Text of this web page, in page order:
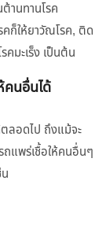
านทานโรค
ก็ให้ยาวัณโรค, ติด
คมะเร็ง เป็นต้น
คนอื่นได้
ลอดไป ถึงแม้จะ
ถแพร่เชื้อให้คนอื่นๆ